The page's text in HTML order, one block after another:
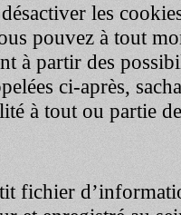
les
pouvez à tout
à partir des
ci-après,
à tout ou partie
fichier